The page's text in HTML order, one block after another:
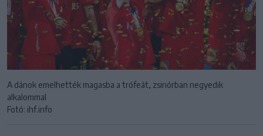
A dánok emelhették magasba a trófeát, zsinórban negyedik
alkalommal
Fotó: ihf.info